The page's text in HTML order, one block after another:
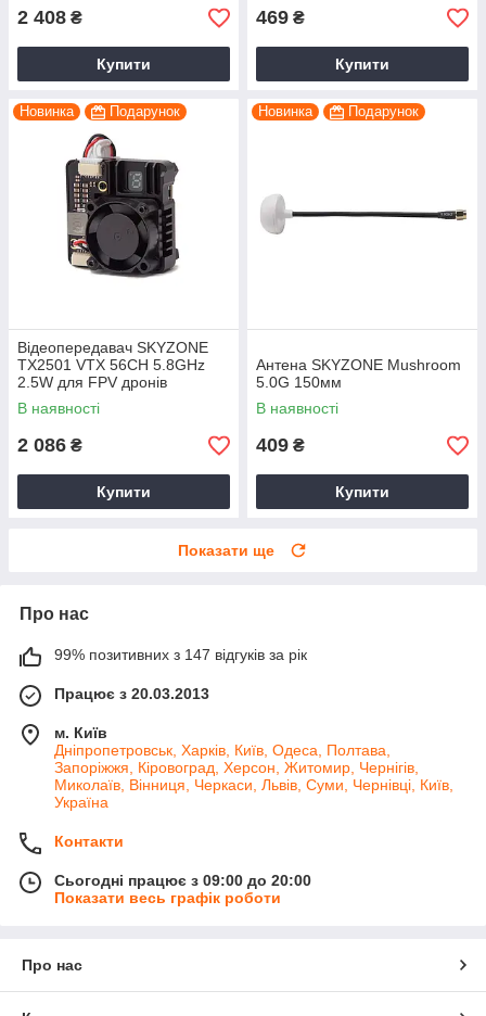
2 408 ₴
Купити
469 ₴
Купити
Новинка Подарунок
Відеопередавач SKYZONE
TX2501 VTX 56CH 5.8GHz
2.5W для FPV дронів
В наявності
2 086 ₴
Купити
Новинка Подарунок
Антена SKYZONE Mushroom
5.0G 150мм
В наявності
409 ₴
Купити
Показати ще
Про нас
99% позитивних з 147 відгуків за рік
Працює з 20.03.2013
м. Київ
Дніпропетровськ, Харків, Київ, Одеса, Полтава,
Запоріжжя, Кіровоград, Херсон, Житомир, Чернігів,
Миколаїв, Вінниця, Черкаси, Львів, Суми, Чернівці, Київ,
Україна
Контакти
Сьогодні працює з 09:00 до 20:00
Показати весь графік роботи
Про нас